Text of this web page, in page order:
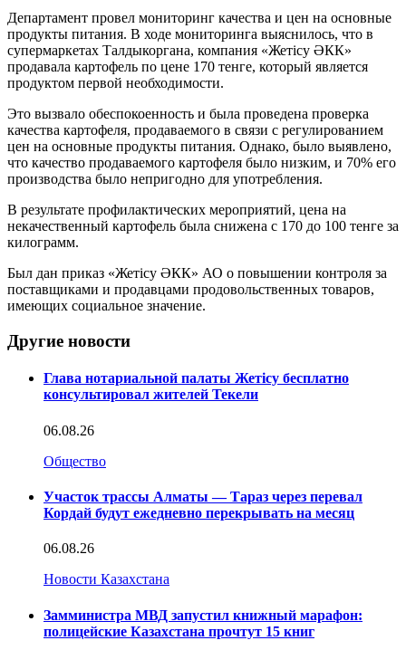
Департамент провел мониторинг качества и цен на основные
продукты питания. В ходе мониторинга выяснилось, что в
супермаркетах Талдыкоргана, компания «Жетісу ӘКК»
продавала картофель по цене 170 тенге, который является
продуктом первой необходимости.
Это вызвало обеспокоенность и была проведена проверка
качества картофеля, продаваемого в связи с регулированием
цен на основные продукты питания. Однако, было выявлено,
что качество продаваемого картофеля было низким, и 70% его
производства было непригодно для употребления.
В результате профилактических мероприятий, цена на
некачественный картофель была снижена с 170 до 100 тенге за
килограмм.
Был дан приказ «Жетісу ӘКК» АО о повышении контроля за
поставщиками и продавцами продовольственных товаров,
имеющих социальное значение.
Другие новости
Глава нотариальной палаты Жетісу бесплатно
консультировал жителей Текели
06.08.26
Общество
Участок трассы Алматы — Тараз через перевал
Кордай будут ежедневно перекрывать на месяц
06.08.26
Новости Казахстана
Замминистра МВД запустил книжный марафон:
полицейские Казахстана прочтут 15 книг